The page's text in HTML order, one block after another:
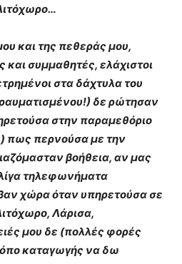
και της πεθεράς μου,
και συμμαθητές, ελάχιστοι
στα δάχτυλα του
δε ρώτησαν
στην παραμεθόριο
πως περνούσα με την
βοήθεια, αν μας
τηλεφωνήματα
χώρα όταν υπηρετούσα σε
Λάρισα,
μου δε (πολλές φορές
καταγωγής να δω